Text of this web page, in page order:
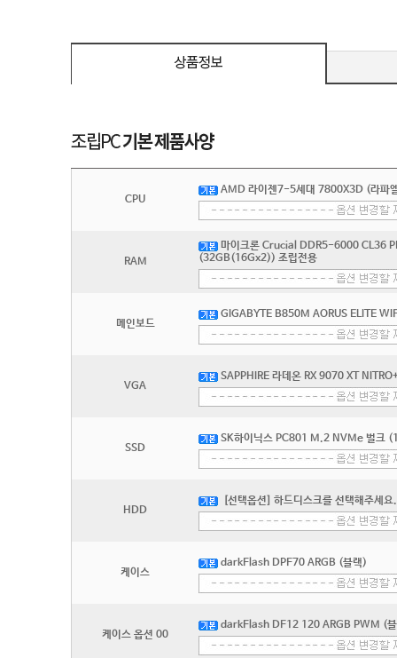
CPU
AMD 라이젠7-5세대 7800X3D (라파
RAM
마이크론 Crucial DDR5-6000 CL36
(32GB(16Gx2)) 조립전용
메인보드
GIGABYTE B850M AORUS ELITE
VGA
SAPPHIRE 라데온 RX 9070 XT
SSD
SK하이닉스 PC801 M.2 NVMe 벌크
HDD
[선택옵션] 하드디스크를 선택해주세요.
케이스
darkFlash DPF70 ARGB (블랙)
케이스 옵션 00
darkFlash DF12 120 ARGB PWM (